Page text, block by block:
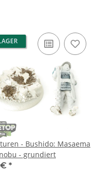
- Bushido: Masaema
- grundiert
*